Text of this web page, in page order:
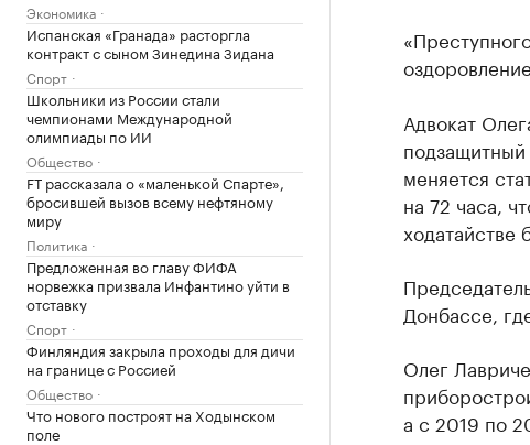
Экономика
Испанская «Гранада» расторгла
контракт с сыном Зинедина Зидана
Спорт
Школьники из России стали
чемпионами Международной
олимпиады по ИИ
Общество
FT рассказала о «маленькой Спарте»,
бросившей вызов всему нефтяному
миру
Политика
Предложенная во главу ФИФА
норвежка призвала Инфантино уйти в
отставку
Спорт
Финляндия закрыла проходы для дичи
на границе с Россией
Общество
Что нового построят на Ходынском
поле
Адвокат
меняется
на 72 часа,
ходатайстве
Донбассе,
Олег
а с 2019 по